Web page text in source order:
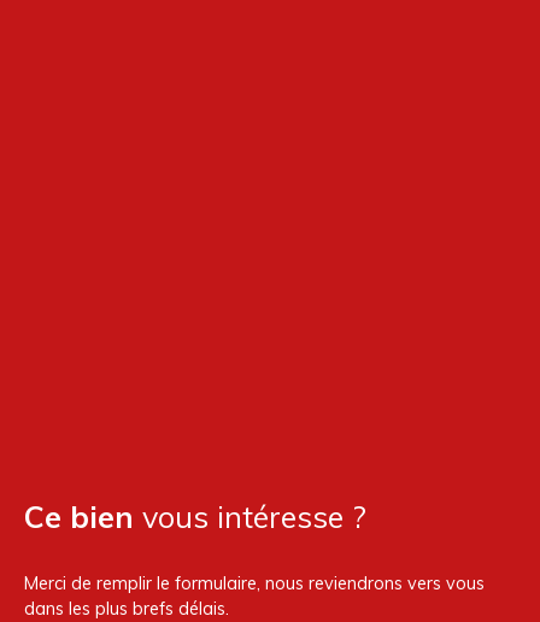
Ce bien vous intéresse ?
Merci de remplir le formulaire, nous reviendrons vers vous
dans les plus brefs délais.